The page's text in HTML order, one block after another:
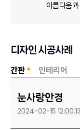
아름다움
눈사랑안경
2024-02-15 12:00:13
디자인 시공사례
간판 * 인테리어